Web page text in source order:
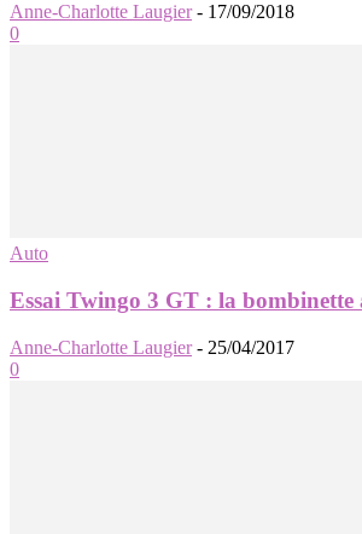
Anne-Charlotte Laugier - 17/09/2018
0
Auto
Essai Twingo 3 GT : la bombinette
Anne-Charlotte Laugier - 25/04/2017
0